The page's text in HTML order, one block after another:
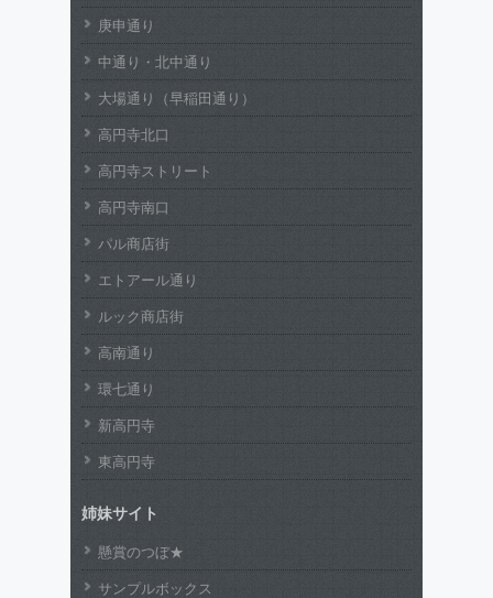
庚申通り
中通り・北中通り
大場通り（早稲田通り）
高円寺北口
高円寺ストリート
高円寺南口
パル商店街
エトアール通り
ルック商店街
高南通り
環七通り
新高円寺
東高円寺
姉妹サイト
懸賞のつぼ★
サンプルボックス